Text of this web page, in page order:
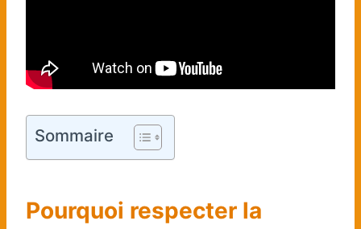
Sommaire
Pourquoi respecter la